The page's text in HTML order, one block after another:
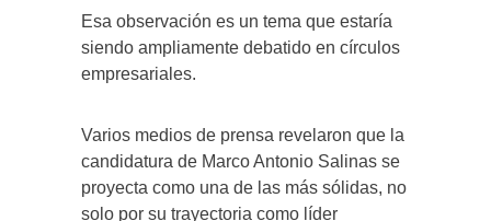
Esa observación es un tema que estaría
siendo ampliamente debatido en círculos
empresariales.
Varios medios de prensa revelaron que la
candidatura de Marco Antonio Salinas se
proyecta como una de las más sólidas, no
solo por su trayectoria como líder